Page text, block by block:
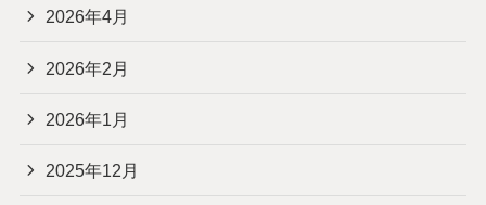
2026年4月
2026年2月
2026年1月
2025年12月